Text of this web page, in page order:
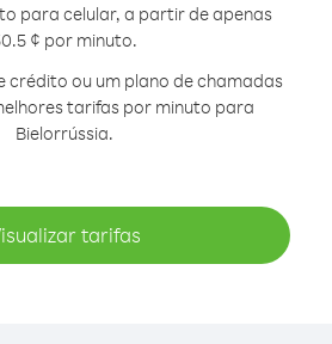
para celular, a partir de apenas
¢ por minuto.
crédito ou um plano de chamadas
tarifas por minuto para
Bielorrússia.
tarifas